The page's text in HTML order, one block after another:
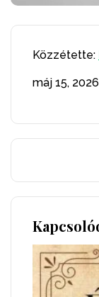
Közzétette:
máj 15, 2026